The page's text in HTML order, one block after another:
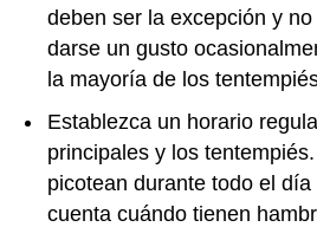
deben ser la excepción y
darse un gusto
la mayoría de los
Establezca un horario
principales y los
picotean durante todo el
cuenta cuándo tienen